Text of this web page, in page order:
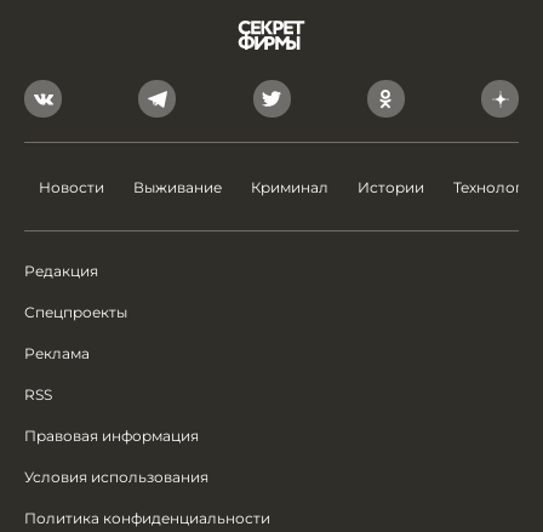
Новости Выживание Криминал Истории Технологии
Редакция
Спецпроекты
Реклама
RSS
Правовая информация
Условия использования
Политика конфиденциальности